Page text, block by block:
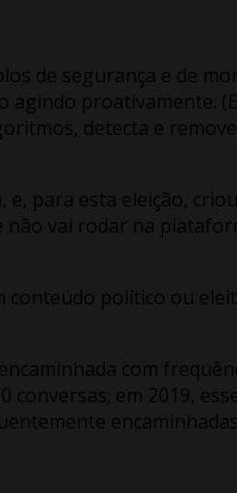
de segurança e de
proativamente.
detecta e
para esta eleição,
vai rodar na
político ou
com
conversas; em 2019,